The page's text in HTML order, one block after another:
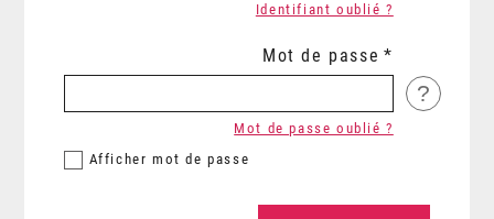
Identifiant oublié ?
Mot de passe
?
Afficher mot de passe
Mot de passe oublié ?